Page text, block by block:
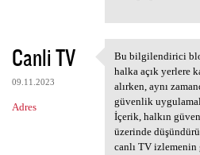
Canli TV
09.11.2023
Adres
Bu bilgilendirici
Bu bilgilendirici
halka açık yerlere
alırken, aynı
güvenlik
İçerik, halkın
üzerinde
canlı TV